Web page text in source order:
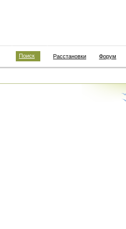
Поиск Расстановки Форум